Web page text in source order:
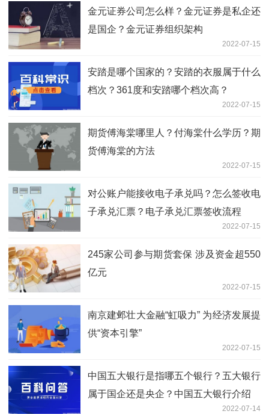
金元证券公司怎么样？金元证券是私企还
是国企？金元证券组织架构
2022-07-15
安踏是哪个国家的？安踏的衣服属于什么
档次？361度和安踏哪个档次高？
2022-07-15
期货傅海棠哪里人？付海棠什么学历？期
货傅海棠的方法
2022-07-15
对公账户能接收电子承兑吗？怎么签收电
子承兑汇票？电子承兑汇票签收流程
2022-07-15
245家公司参与期货套保 涉及资金超550
亿元
2022-07-15
南京建邺壮大金融“虹吸力” 为经济发展提
供“资本引擎”
2022-07-15
中国五大银行是指哪五个银行？五大银行
属于国企还是央企？中国五大银行介绍
2022-07-14